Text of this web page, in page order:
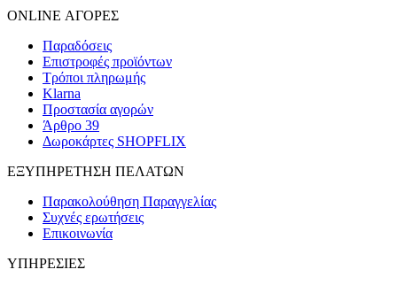
ONLINE ΑΓΟΡΕΣ
Παραδόσεις
Επιστροφές προϊόντων
Τρόποι πληρωμής
Klarna
Προστασία αγορών
Άρθρο 39
Δωροκάρτες SHOPFLIX
ΕΞΥΠΗΡΕΤΗΣΗ ΠΕΛΑΤΩΝ
Παρακολούθηση Παραγγελίας
Συχνές ερωτήσεις
Επικοινωνία
ΥΠΗΡΕΣΙΕΣ